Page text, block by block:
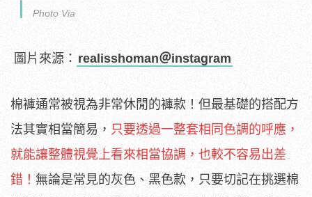
Photo Via
圖片來源： realisshoman＠instagram
棉褲通常被視為非常休閒的褲款！但最基礎的搭配方
法其實相當簡易， 只要透過一整套相同色調的呼應，
就能讓整體視覺上看來相當協調，也較不容易出差
錯！ 無論是常見的灰色、黑色款，只要切記在挑選棉